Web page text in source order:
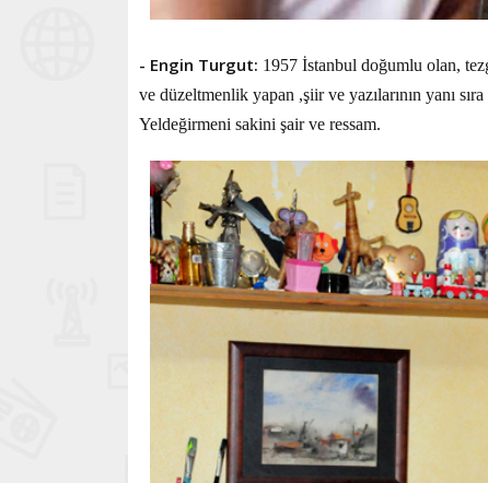
- Engin Turgut: 1957 İstanbul doğumlu olan,
ve düzeltmenlik yapan ,şiir ve yazılarının yanı
Yeldeğirmeni sakini şair ve ressam.